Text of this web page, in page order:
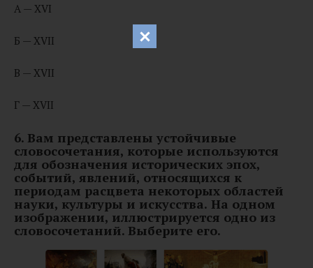
А — XVI
Б — XVII
В — XVII
Г — XVII
6. Вам представлены устойчивые
словосочетания, которые используются
для обозначения исторических эпох,
событий, явлений, относящихся к
периодам расцвета некоторых областей
науки, культуры и искусства. На одном
изображении, иллюстрируется одно из
словосочетаний. Выберите его.